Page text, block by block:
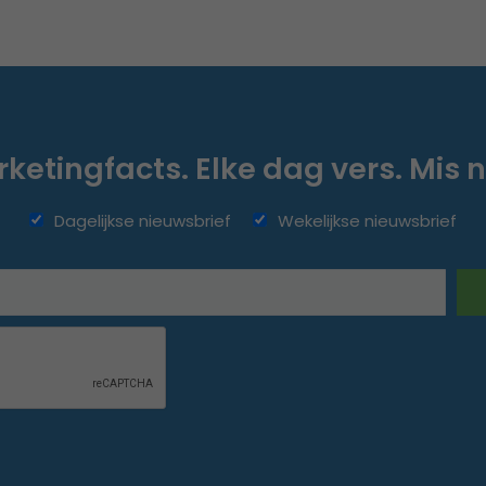
Elke dag vers. Mis
Dagelijkse nieuwsbrief Wekelijkse nieuwsbrief